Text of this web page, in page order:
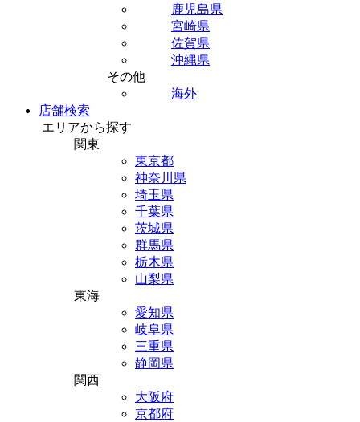
鹿児島県
宮崎県
佐賀県
沖縄県
その他
海外
店舗検索
エリアから探す
関東
東京都
神奈川県
埼玉県
千葉県
茨城県
群馬県
栃木県
山梨県
東海
愛知県
岐阜県
三重県
静岡県
関西
大阪府
京都府